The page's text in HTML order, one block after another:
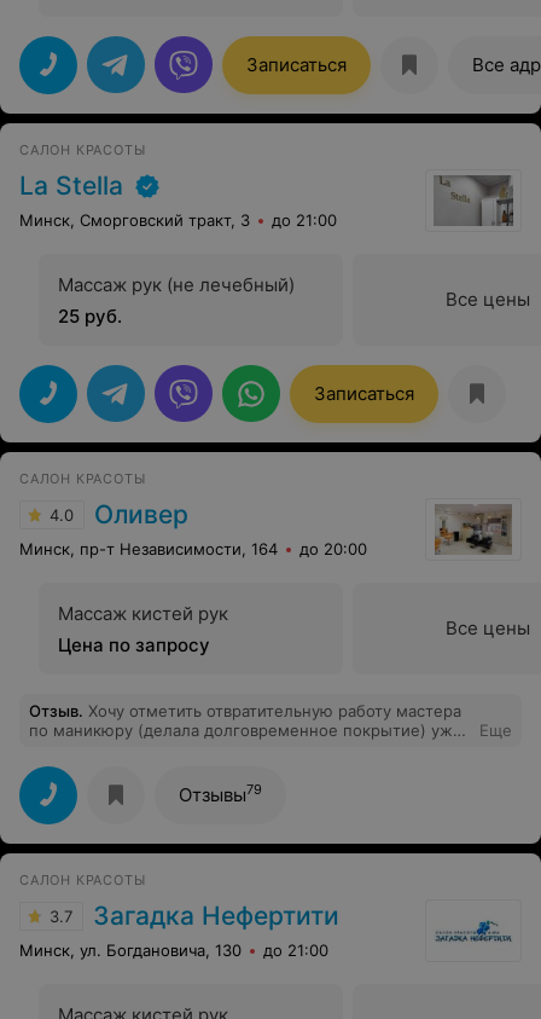
Записаться Все
САЛОН КРАСОТЫ
La Stella
Минск, Сморговский тракт, 3 до 21:00
Массаж рук (не лечебный)
25 руб.
Все цены
Записаться
САЛОН КРАСОТЫ
4.0 Оливер
Минск, пр-т Независимости, 164 до 20:00
Массаж кистей рук
Цена по запросу
Все цены
Отзыв. Хочу отметить отвратительную работу мастера
по маникюру (делала долговременное покрытие) уже
неделю покрытие, которое у меня обычно держится 3
недели, стало откалываться, как со стороны
свободного края, так и со стороны кутикулы. Кошмар.
В итоге, через неделю я сама все сняла, без усилий,
чуть подковырнув. Жаль нельзя приложить фото. Такое
Еще
Отзывы79
САЛОН КРАСОТЫ
3.7 Загадка Нефертити
Минск, ул. Богдановича, 130 до 21:00
Массаж кистей рук